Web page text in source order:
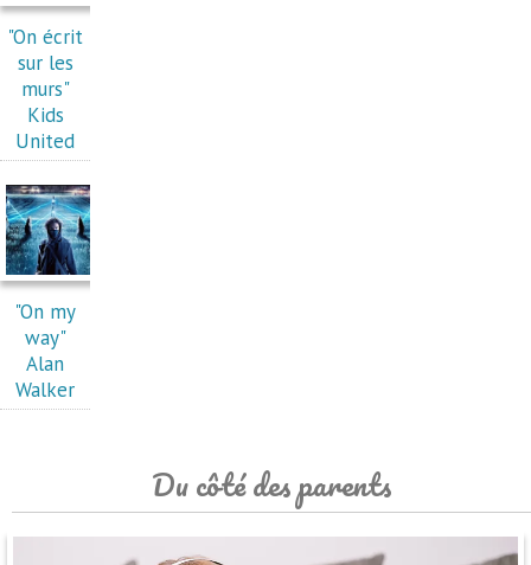
"On écrit
sur les
murs"
Kids
United
"On my
way"
Alan
Walker
Du côté des parents